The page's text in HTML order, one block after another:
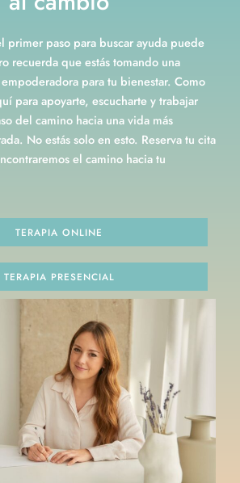
primer paso para buscar ayuda puede
recuerda que estás tomando una
para tu bienestar. Como
para apoyarte, escucharte y trabajar
del camino hacia una vida más
No estás solo en esto. Reserva tu cita
el camino hacia tu
TERAPIA ONLINE
TERAPIA PRESENCIAL